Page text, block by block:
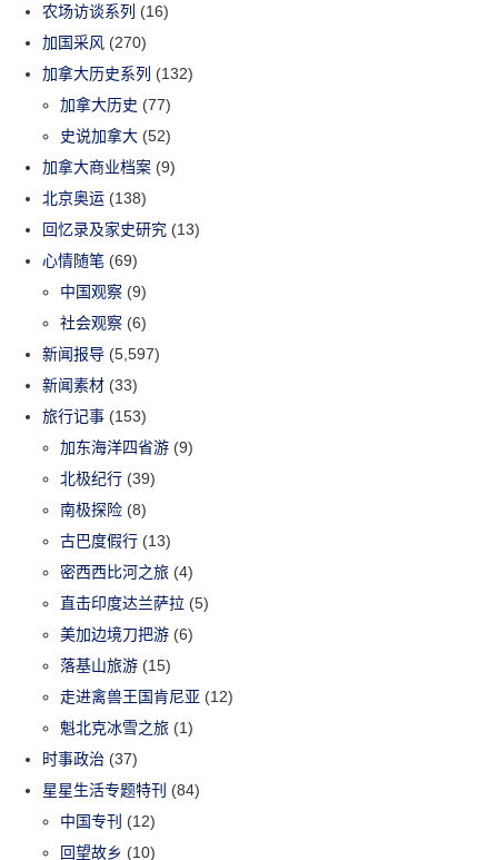
农场访谈系列 (16)
加国采风 (270)
加拿大历史系列 (132)
加拿大历史 (77)
史说加拿大 (52)
加拿大商业档案 (9)
北京奥运 (138)
回忆录及家史研究 (13)
心情随笔 (69)
中国观察 (9)
社会观察 (6)
新闻报导 (5,597)
新闻素材 (33)
旅行记事 (153)
加东海洋四省游 (9)
北极纪行 (39)
南极探险 (8)
古巴度假行 (13)
密西西比河之旅 (4)
直击印度达兰萨拉 (5)
美加边境刀把游 (6)
落基山旅游 (15)
走进禽兽王国肯尼亚 (12)
魁北克冰雪之旅 (1)
时事政治 (37)
星星生活专题特刊 (84)
中国专刊 (12)
回望故乡 (10)